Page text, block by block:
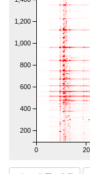
0 20
200
400
600
800
1,000
1,200